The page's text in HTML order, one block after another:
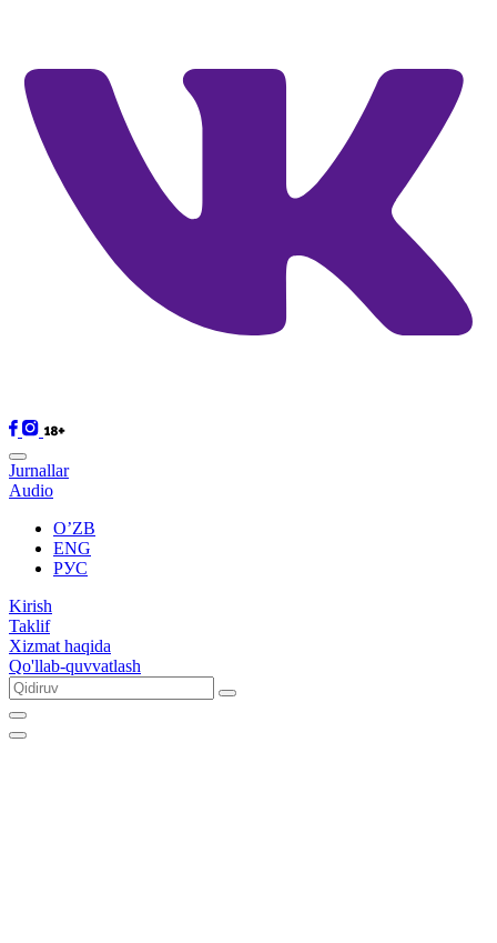
Jurnallar
Audio
O’ZB
ENG
РУС
Kirish
Taklif
Xizmat haqida
Qo'llab-quvvatlash